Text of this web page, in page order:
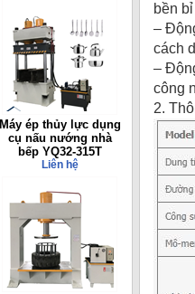
Máy ép thủy lực dụng
cụ nấu nướng nhà
bếp YQ32-315T
Liên hệ
bền
–
cách
–
công
2.